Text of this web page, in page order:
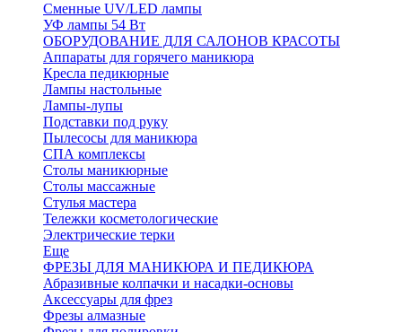
Сменные UV/LED лампы
УФ лампы 54 Вт
ОБОРУДОВАНИЕ ДЛЯ САЛОНОВ КРАСОТЫ
Аппараты для горячего маникюра
Кресла педикюрные
Лампы настольные
Лампы-лупы
Подставки под руку
Пылесосы для маникюра
СПА комплексы
Столы маникюрные
Столы массажные
Стулья мастера
Тележки косметологические
Электрические терки
Еще
ФРЕЗЫ ДЛЯ МАНИКЮРА И ПЕДИКЮРА
Абразивные колпачки и насадки-основы
Аксессуары для фрез
Фрезы алмазные